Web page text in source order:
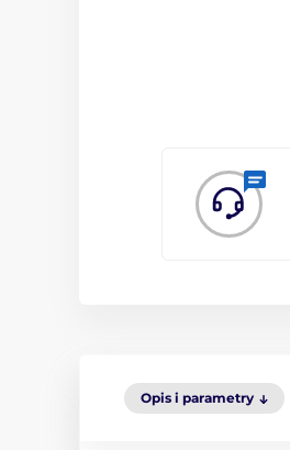
Opis i parametry